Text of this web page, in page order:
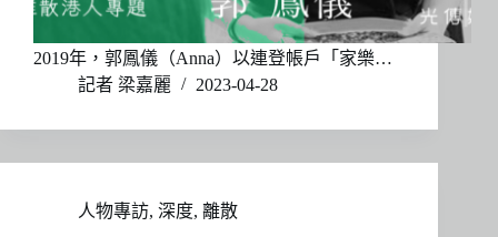
2019年，郭鳳儀（Anna）以連登帳戶「家樂…
記者 梁嘉麗
2023-04-28
人物專訪, 深度, 離散